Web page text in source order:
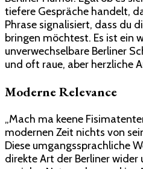
tiefere Gespräche handelt,
Phrase signalisiert, dass du
bringen möchtest. Es ist ein
unverwechselbare Berliner
und oft raue, aber herzliche
Moderne Relevance
„Mach ma keene
modernen Zeit nichts von
Diese umgangssprachliche
direkte Art der Berliner